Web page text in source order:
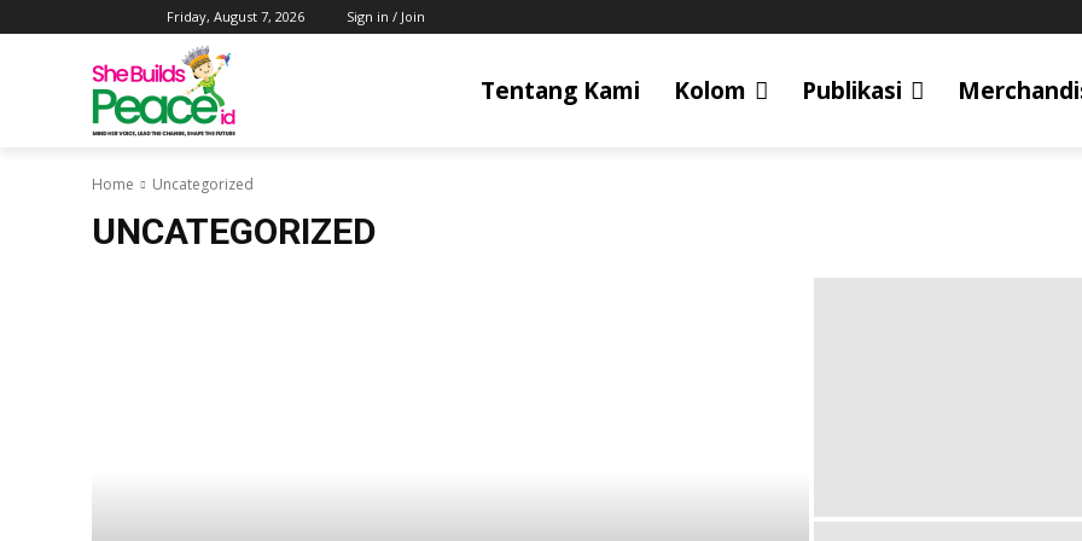
Friday, August 7, 2026 Sign in / Join
Tentang Kami Kolom Publikasi
Home Uncategorized
UNCATEGORIZED